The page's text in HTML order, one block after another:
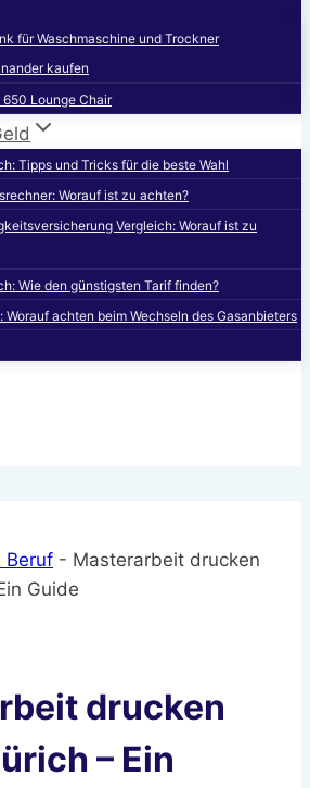
für Waschmaschine und Trockner
kaufen
650 Lounge Chair
Tipps und Tricks für die beste Wahl
Worauf ist zu achten?
Vergleich: Worauf ist zu
Wie den günstigsten Tarif finden?
Worauf achten beim Wechseln des Gasanbieters
Beruf - Masterarbeit drucken
Guide
drucken
– Ein